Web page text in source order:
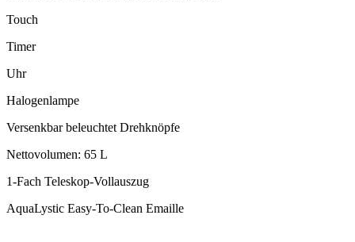
Touch
Timer
Uhr
Halogenlampe
Versenkbar beleuchtet Drehknöpfe
Nettovolumen: 65 L
1-Fach Teleskop-Vollauszug
AquaLystic Easy-To-Clean Emaille